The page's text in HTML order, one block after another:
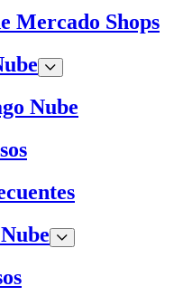
Mercado Shops
Nube